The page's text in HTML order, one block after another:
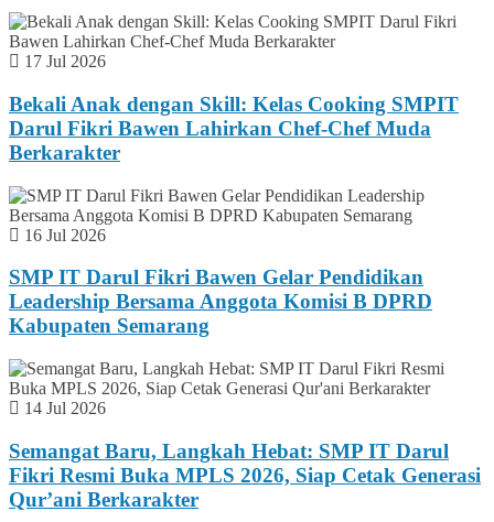
17 Jul 2026
Bekali Anak dengan Skill: Kelas Cooking SMPIT
Darul Fikri Bawen Lahirkan Chef-Chef Muda
Berkarakter
16 Jul 2026
SMP IT Darul Fikri Bawen Gelar Pendidikan
Leadership Bersama Anggota Komisi B DPRD
Kabupaten Semarang
14 Jul 2026
Semangat Baru, Langkah Hebat: SMP IT Darul
Fikri Resmi Buka MPLS 2026, Siap Cetak Generasi
Qur’ani Berkarakter